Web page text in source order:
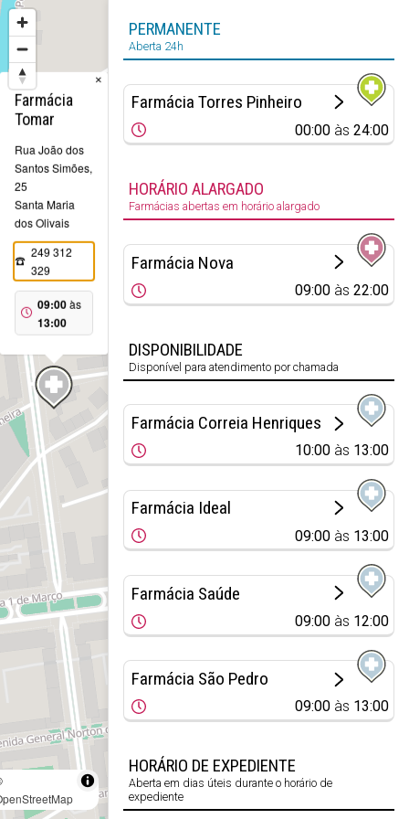
Farmácia
Tomar
Rua João dos
Santos Simões,
25
Santa Maria
dos Olivais
249 312
329
09:00às
13:00
×
PERMANENTE
Aberta 24h
Farmácia Torres Pinheiro
00:00 às24:00
HORÁRIO ALARGADO
Farmácias abertas em horário alargado
Farmácia Nova
09:00 às22:00
DISPONIBILIDADE
Disponível para atendimento por chamada
Farmácia Correia Henriques
10:00 às 13:00
Farmácia Ideal
09:00 às 13:00
Farmácia Saúde
09:00 às 12:00
Farmácia São Pedro
09:00 às 13:00
HORÁRIO DE EXPEDIENTE
Aberta em dias úteis durante o horário de
expediente